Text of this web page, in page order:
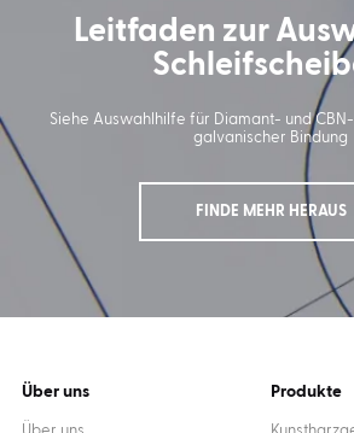
Leitfaden zur
Siehe Auswahlhilfe für Diamant- und
galvanischer Bindung
FINDE MEHR HERAUS
Über uns Produkte